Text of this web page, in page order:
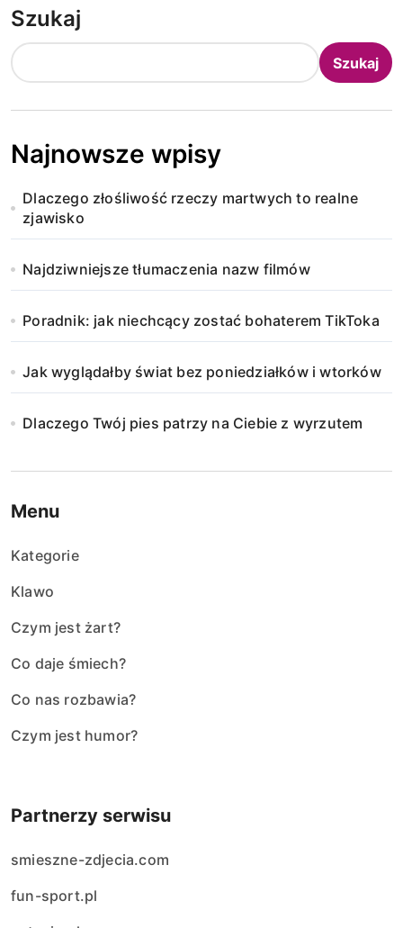
Szukaj
Szukaj
Najnowsze wpisy
Dlaczego złośliwość rzeczy martwych to realne
zjawisko
Najdziwniejsze tłumaczenia nazw filmów
Poradnik: jak niechcący zostać bohaterem TikToka
Jak wyglądałby świat bez poniedziałków i wtorków
Dlaczego Twój pies patrzy na Ciebie z wyrzutem
Menu
Kategorie
Klawo
Czym jest żart?
Co daje śmiech?
Co nas rozbawia?
Czym jest humor?
Partnerzy serwisu
smieszne-zdjecia.com
fun-sport.pl